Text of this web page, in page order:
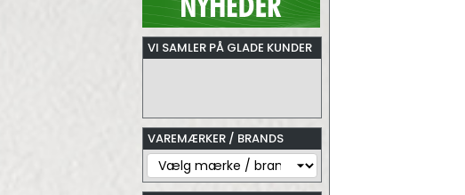
VI SAMLER PÅ GLADE KUNDER
VAREMÆRKER / BRANDS